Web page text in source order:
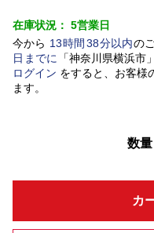
在庫状況： 5営業日
今から 13時間 38分以内の
日 までに 「神奈川県横浜市」
ログイン をすると、お客様
ます。
数量
カ